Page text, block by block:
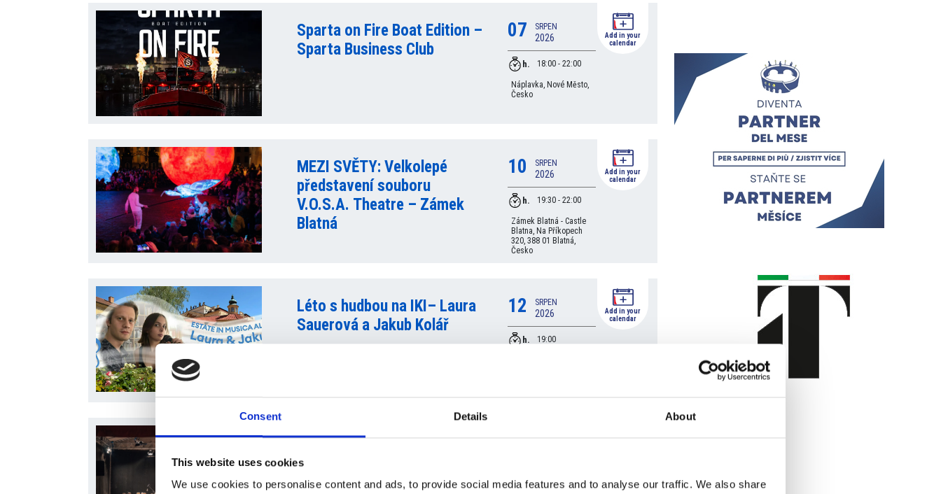
Consent Details About
This website uses cookies
We use cookies to personalise content and ads, to provide social media features and to analyse our traffic. We also share
Sparta on Fire Boat Edition –
Sparta Business Club
07 SRPEN
2026
h. 18:00 - 22:00
Náplavka, Nové Město,
Česko
Add in your
calendar
MEZI SVĚTY: Velkolepé
představení souboru
V.O.S.A. Theatre – Zámek
Blatná
10 SRPEN
2026
h. 19:30 - 22:00
Zámek Blatná - Castle
Blatna, Na Příkopech
320, 388 01 Blatná,
Česko
Add in your
calendar
Léto s hudbou na IKI– Laura
Sauerová a Jakub Kolář
12 SRPEN
2026
h. 19:00
Add in your
calendar
WIEN: In Vino Veritas –
Zámek Blatná
22
h. 19:30 - 21:30